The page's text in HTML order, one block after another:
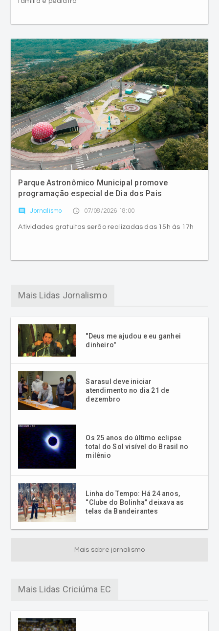
Parque Astronômico Municipal promove
programação especial de Dia dos Pais
comment Jornalismo access_time 07/08/2026 18:00
Atividades gratuitas serão realizadas das 15h às 17h
Mais Lidas Jornalismo
"Deus me ajudou e eu ganhei
dinheiro"
Sarasul deve iniciar
atendimento no dia 21 de
dezembro
Os 25 anos do último eclipse
total do Sol visível do Brasil no
milênio
Linha do Tempo: Há 24 anos,
“Clube do Bolinha” deixava as
telas da Bandeirantes
Mais sobre jornalismo
Mais Lidas Criciúma EC